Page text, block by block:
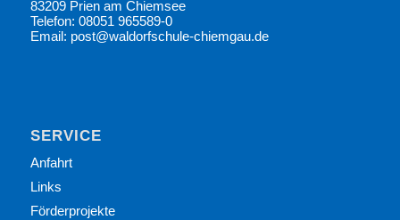
83209 Prien am Chiemsee
Telefon: 08051 965589-0
Email: post@waldorfschule-chiemgau.de
SERVICE
Anfahrt
Links
Förderprojekte